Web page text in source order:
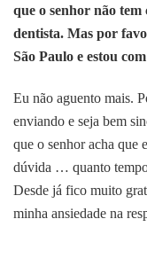
que o senhor não tem
dentista. Mas por
São Paulo e estou
Eu não aguento mais.
enviando e seja bem
que o senhor acha que
dúvida … quanto
Desde já fico muito
minha ansiedade na